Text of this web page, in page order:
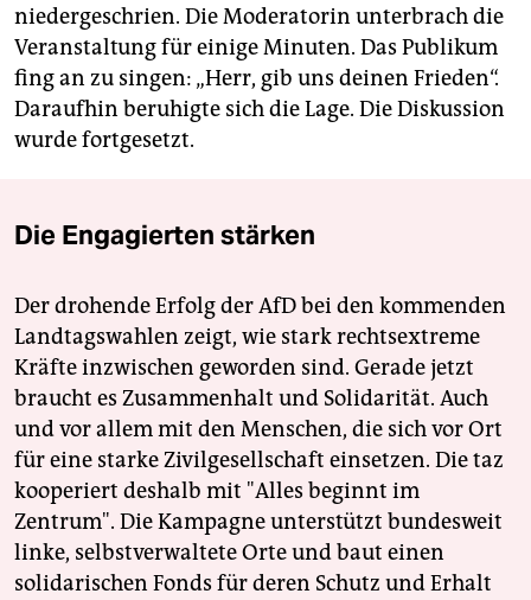
niedergeschrien. Die Moderatorin unterbrach die
Veranstaltung für einige Minuten. Das Publikum
fing an zu singen: „Herr, gib uns deinen Frieden“.
Daraufhin beruhigte sich die Lage. Die Diskussion
wurde fortgesetzt.
Die Engagierten stärken
Der drohende Erfolg der AfD bei den kommenden
Landtagswahlen zeigt, wie stark rechtsextreme
Kräfte inzwischen geworden sind. Gerade jetzt
braucht es Zusammenhalt und Solidarität. Auch
und vor allem mit den Menschen, die sich vor Ort
für eine starke Zivilgesellschaft einsetzen. Die taz
kooperiert deshalb mit "Alles beginnt im
Zentrum". Die Kampagne unterstützt bundesweit
linke, selbstverwaltete Orte und baut einen
solidarischen Fonds für deren Schutz und Erhalt